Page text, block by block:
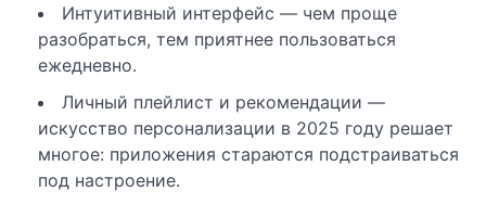
Интуитивный интерфейс — чем проще
разобраться, тем приятнее пользоваться
ежедневно.
Личный плейлист и рекомендации —
искусство персонализации в 2025 году решает
многое: приложения стараются подстраиваться
под настроение.